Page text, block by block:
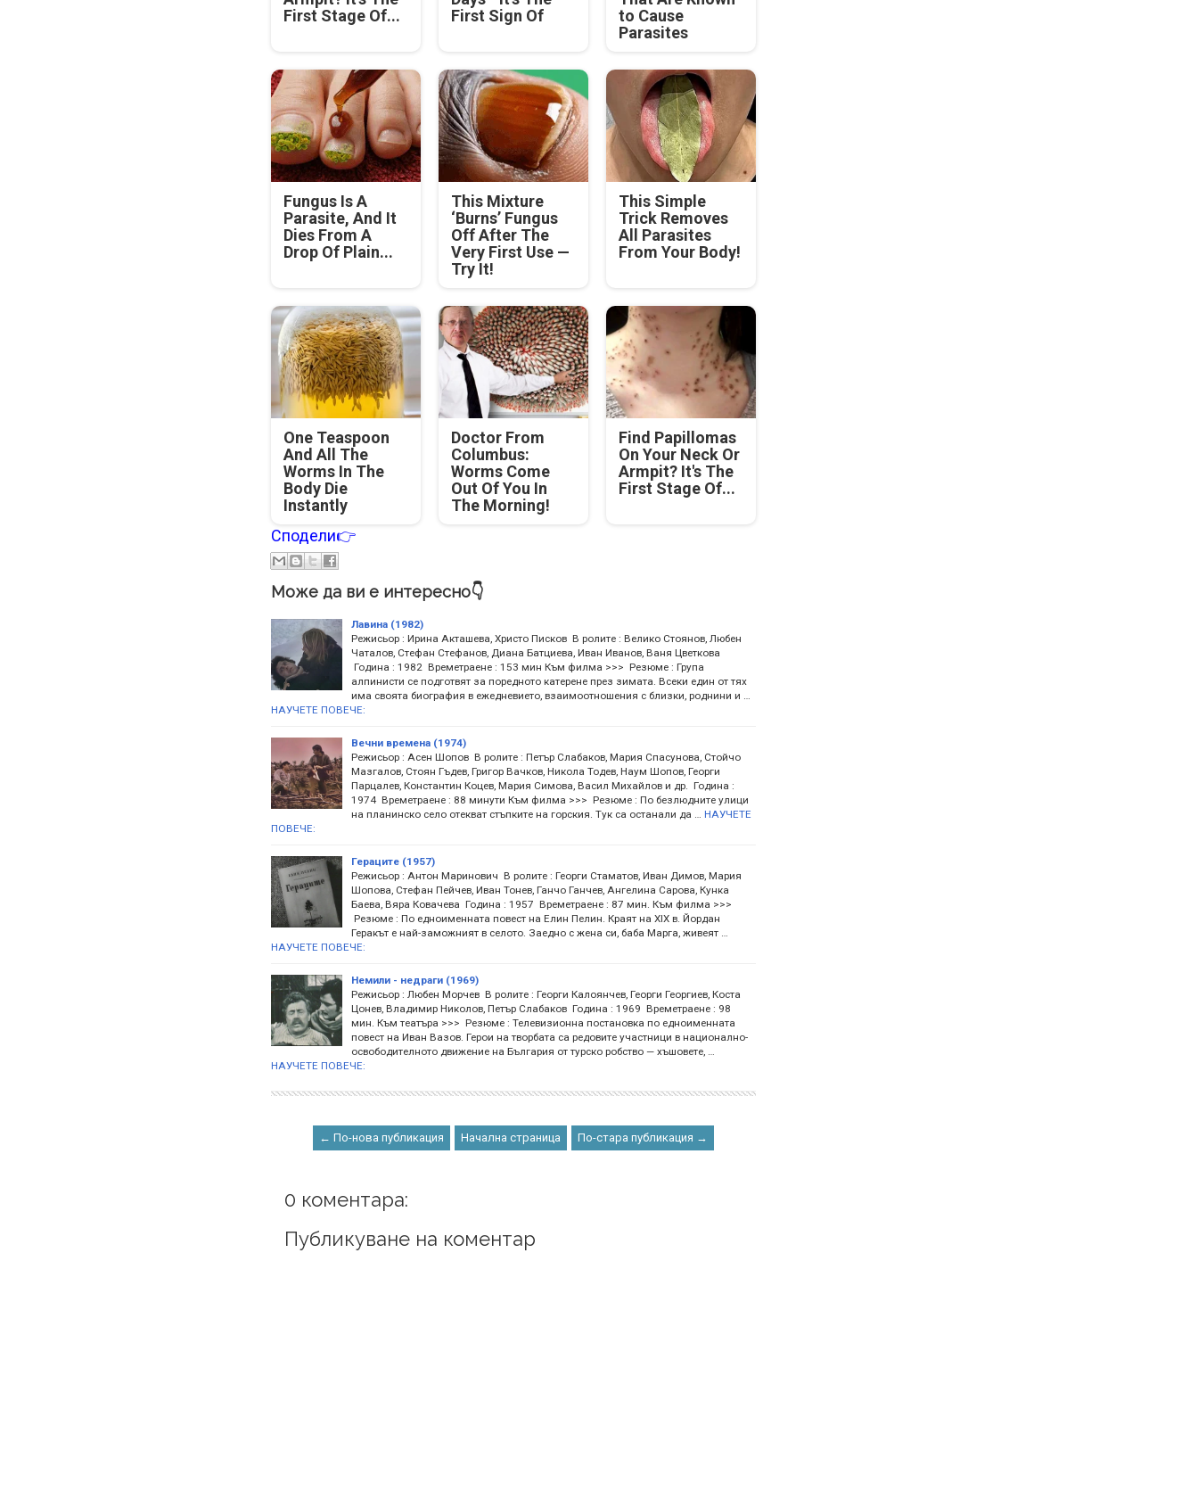
First Stage Of...
First Sign Of
to Cause
Parasites
Fungus Is A
Parasite, And It
Dies From A
Drop Of Plain...
This Mixture
‘Burns’ Fungus
Off After The
Very First Use —
Try It!
This Simple
Trick Removes
All Parasites
From Your Body!
One Teaspoon
And All The
Worms In The
Body Die
Instantly
Doctor From
Columbus:
Worms Come
Out Of You In
The Morning!
Find Papillomas
On Your Neck Or
Armpit? It's The
First Stage Of...
Сподели👉
Може да ви е интересно👇
Лавина (1982)
Режисьор : Ирина Акташева, Христо Писков В ролите : Велико Стоянов, Любен
Чаталов, Стефан Стефанов, Диана Батциева, Иван Иванов, Ваня Цветкова
Година : 1982 Времетраене : 153 мин Към филма >>> Резюме : Група
алпинисти се подготвят за поредното катерене през зимата. Всеки един от тях
има своята биография в ежедневието, взаимоотношения с близки, роднини и …
НАУЧЕТЕ ПОВЕЧЕ:
Вечни времена (1974)
Режисьор : Асен Шопов В ролите : Петър Слабаков, Мария Спасунова, Стойчо
Мазгалов, Стоян Гъдев, Григор Вачков, Никола Тодев, Наум Шопов, Георги
Парцалев, Константин Коцев, Мария Симова, Васил Михайлов и др. Година :
1974 Времетраене : 88 минути Към филма >>> Резюме : По безлюдните улици
на планинско село отекват стъпките на горския. Тук са останали да … НАУЧЕТЕ
ПОВЕЧЕ:
Гераците (1957)
Режисьор : Антон Маринович В ролите : Георги Стаматов, Иван Димов, Мария
Шопова, Стефан Пейчев, Иван Тонев, Ганчо Ганчев, Ангелина Сарова, Кунка
Баева, Вяра Ковачева Година : 1957 Времетраене : 87 мин. Към филма >>>
Резюме : По едноименната повест на Елин Пелин. Краят на XIX в. Йордан
Геракът е най-заможният в селото. Заедно с жена си, баба Марга, живеят …
НАУЧЕТЕ ПОВЕЧЕ:
Немили - недраги (1969)
Режисьор : Любен Морчев В ролите : Георги Калоянчев, Георги Георгиев, Коста
Цонев, Владимир Николов, Петър Слабаков Година : 1969 Времетраене : 98
мин. Към театъра >>> Резюме : Телевизионна постановка по едноименната
повест на Иван Вазов. Герои на творбата са редовите участници в национално-
освободителното движение на България от турско робство — хъшовете, …
НАУЧЕТЕ ПОВЕЧЕ:
← По-нова публикация Начална страница По-стара публикация →
0 коментара:
Публикуване на коментар